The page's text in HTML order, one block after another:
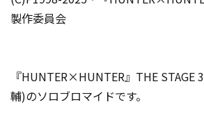
製作委員会
『HUNTER×HUNTER』THE STAGE
輔)のソロブロマイドです。